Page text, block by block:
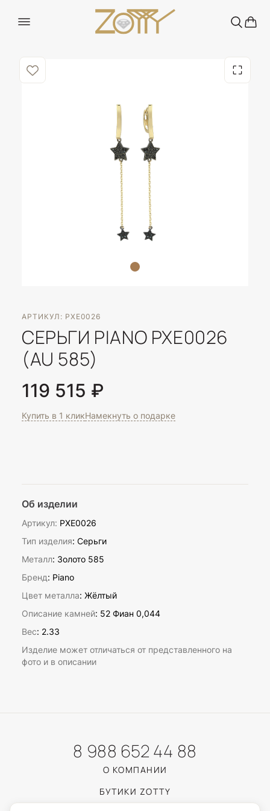
АРТИКУЛ: PXE0026
СЕРЬГИ PIANO PXE0026
(AU 585)
119 515 ₽
Купить в 1 кликНамекнуть о подарке
Об изделии
Артикул: PXE0026
Тип изделия: Серьги
Металл: Золото 585
Бренд: Piano
Цвет металла: Жёлтый
Описание камней: 52 Фиан 0,044
Вес: 2.33
Изделие может отличаться от представленного на
фото и в описании
8 988 652 44 88
О КОМПАНИИ
БУТИКИ ZOTTY